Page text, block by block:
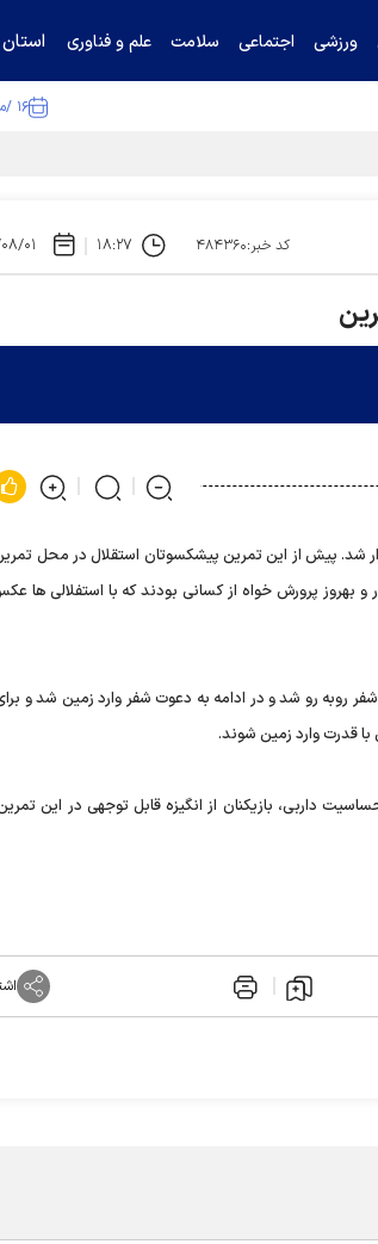
ورزشی اجتماعی سلامت علم و فناوری
۱۶ /مرداد /۱۴۰۵
کد خبر:۴۸۴۳۶۰ ۱۸:۲۷
آبی های پایتخت در زمین شماره ۲ آزادی برگزار شد. پیش از این تمرین پیشکسوتان استقلال در
بهروز پرورش خواه از کسانی بودند که با استفلالی ها
روبه رو شد و در ادامه به دعوت شفر وارد زمین شد و
با قدرت وارد زمین شوند.
داربی، بازیکنان از انگیزه قابل توجهی در این تمرین